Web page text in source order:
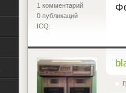
1 комментарий
0 публикаций
ICQ:
<